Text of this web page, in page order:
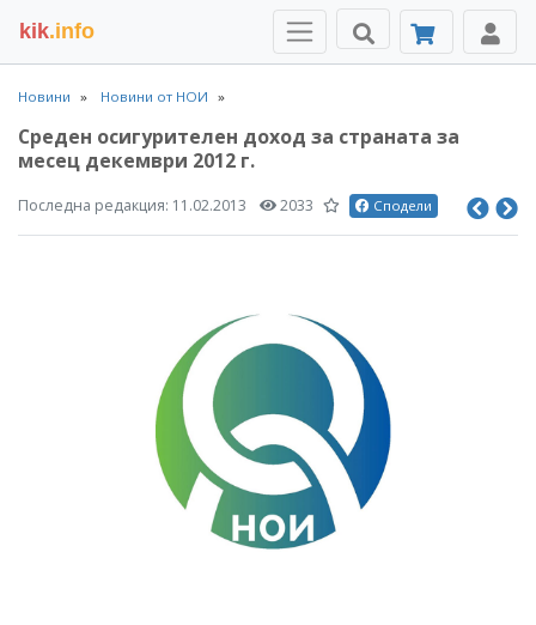
kik.info
Новини Новини от НОИ
Среден осигурителен доход за страната за
месец декември 2012 г.
Последна редакция: 11.02.2013 2033 Сподели